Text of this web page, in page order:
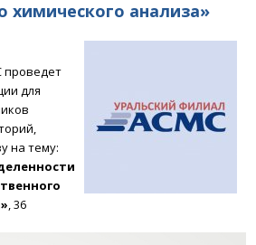
химического анализа»
проведет
для
на тему:
, 36